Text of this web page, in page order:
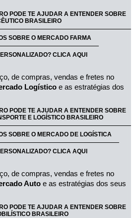
PODE TE AJUDAR A ENTENDER SOBRE
BRASILEIRO
SOBRE O MERCADO FARMA
CLICA AQUI
de compras, vendas e fretes no
Logístico e as estratégias dos
PODE TE AJUDAR A ENTENDER SOBRE
E LOGÍSTICO BRASILEIRO
SOBRE O MERCADO DE LOGÍSTICA
CLICA AQUI
de compras, vendas e fretes no
Auto e as estratégias dos seus
PODE TE AJUDAR A ENTENDER SOBRE
BRASILEIRO